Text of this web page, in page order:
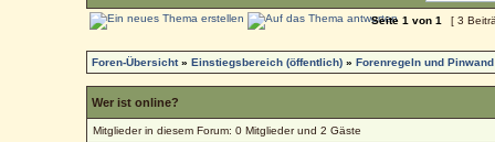
Seite1 von1 [ 3
Foren-Übersicht»Einstiegsbereich (öffentlich) »Forenregeln und Pinwand
Wer ist online?
Mitglieder in diesem Forum: 0 Mitglieder und 2 Gäste